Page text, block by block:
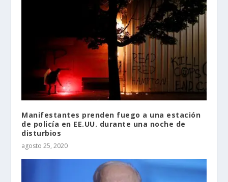
Manifestantes prenden fuego a una estación
de policía en EE.UU. durante una noche de
disturbios
agosto 25, 2020